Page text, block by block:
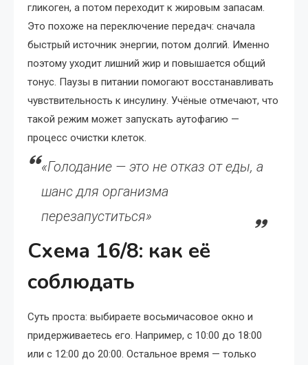
гликоген, а потом переходит к жировым запасам.
Это похоже на переключение передач: сначала
быстрый источник энергии, потом долгий. Именно
поэтому уходит лишний жир и повышается общий
тонус. Паузы в питании помогают восстанавливать
чувствительность к инсулину. Учёные отмечают, что
такой режим может запускать аутофагию —
процесс очистки клеток.
«Голодание — это не отказ от еды, а
шанс для организма
перезапуститься»
Схема 16/8: как её
соблюдать
Суть проста: выбираете восьмичасовое окно и
придерживаетесь его. Например, с 10:00 до 18:00
или с 12:00 до 20:00. Остальное время — только